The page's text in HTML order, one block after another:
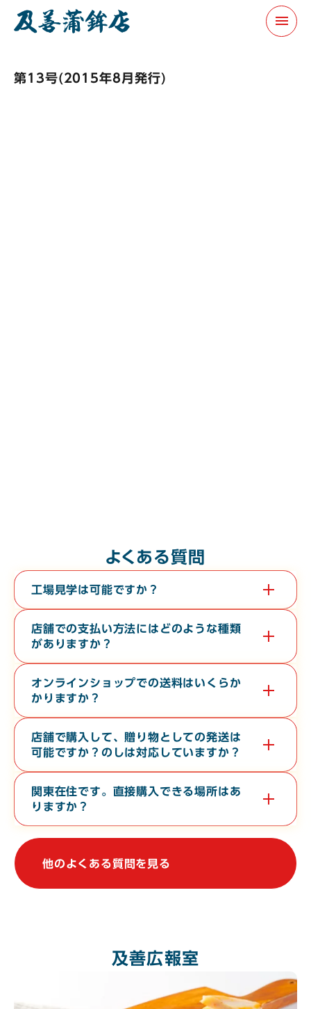
menu
第13号(2015年8月発行)
よくある質問
工場見学は可能ですか？
はい。教育旅行や経済団体等、団体様の工場見学も承っておりま
す。無料で３０分から６０分程度の時間で承っております。希望
日の１０日前までに電話またはお問い合わせフォームよりご連絡
ください。
店舗での支払い方法にはどのような種類
がありますか？
現金・各クレジットカード・各種電子マネー・バーコード決済が
対応しております。
オンラインショップでの送料はいくらか
かりますか？
お届け先の地域や、常温便・冷蔵便・冷凍便などの温度帯によっ
て異なります。オンラインショップの ご利用ガイドをご確認くだ
さい。
店舗で購入して、贈り物としての発送は
可能ですか？のしは対応していますか？
店舗からの地方発送（クロネコヤマト便）、熨斗（のし）の対応
も行なっております。
関東在住です。直接購入できる場所はあ
りますか？
関東地方で常時販売している店舗はございませんが、不定期で上
野駅や大宮駅での物産展に出店しております。催事等の情報は、
他のよくある質問を見る
及善広報室